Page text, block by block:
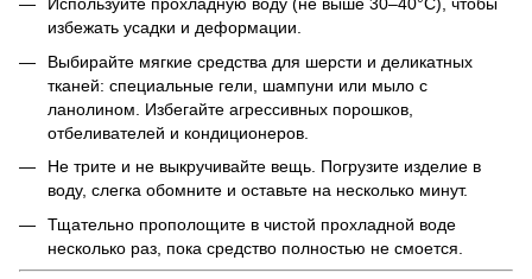
Используйте прохладную воду (не выше 30–40°C), чтобы
избежать усадки и деформации.
Выбирайте мягкие средства для шерсти и деликатных
тканей: специальные гели, шампуни или мыло с
ланолином. Избегайте агрессивных порошков,
отбеливателей и кондиционеров.
Не трите и не выкручивайте вещь. Погрузите изделие в
воду, слегка обомните и оставьте на несколько минут.
Тщательно прополощите в чистой прохладной воде
несколько раз, пока средство полностью не смоется.